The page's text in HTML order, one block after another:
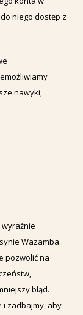
niego dostęp z
nawyki,
wyraźnie
Wazamba.
pozwolić na
błąd.
i zadbajmy, aby